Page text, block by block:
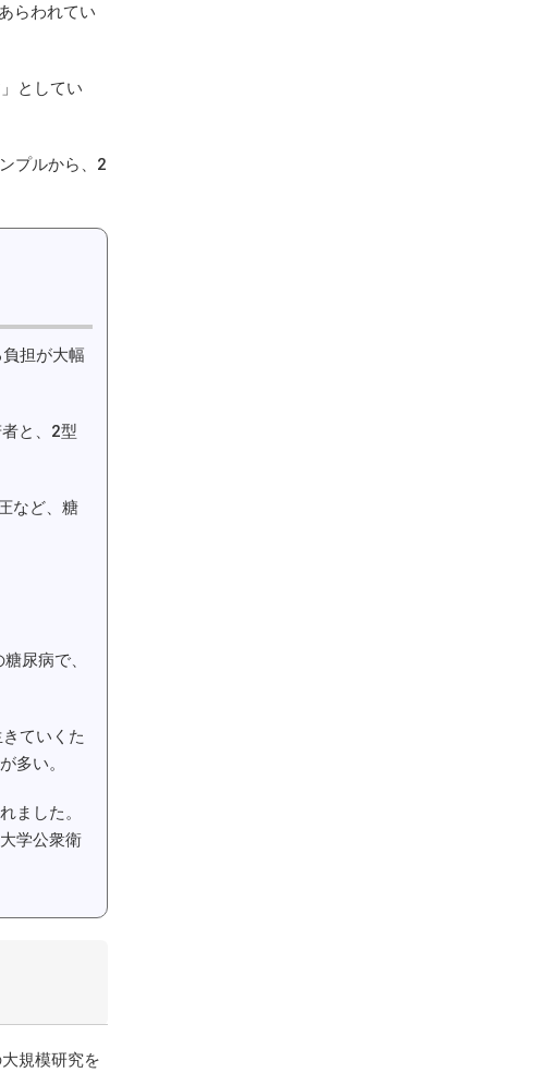
らわれてい
としてい
プルから、2
担が大幅
と、2型
など、糖
尿病で、
ていくた
多い。
ました。
学公衆衛
規模研究を